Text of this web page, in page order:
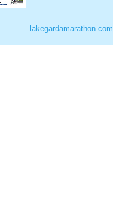
lakegardamarathon.com